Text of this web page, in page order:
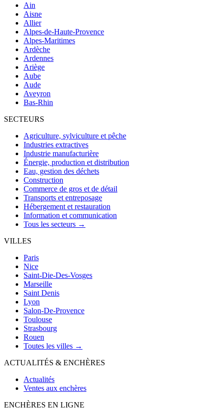
Ain
Aisne
Allier
Alpes-de-Haute-Provence
Alpes-Maritimes
Ardèche
Ardennes
Ariège
Aube
Aude
Aveyron
Bas-Rhin
SECTEURS
Agriculture, sylviculture et pêche
Industries extractives
Industrie manufacturière
Énergie, production et distribution
Eau, gestion des déchets
Construction
Commerce de gros et de détail
Transports et entreposage
Hébergement et restauration
Information et communication
Tous les secteurs →
VILLES
Paris
Nice
Saint-Die-Des-Vosges
Marseille
Saint Denis
Lyon
Salon-De-Provence
Toulouse
Strasbourg
Rouen
Toutes les villes →
ACTUALITÉS & ENCHÈRES
Actualités
Ventes aux enchères
ENCHÈRES EN LIGNE